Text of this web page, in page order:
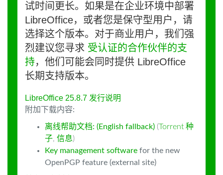
试时间更长。如果是在企业环境中部署
LibreOffice，或者您是保守型用户，请
选择这个版本。对于商业用户，我们强
烈建议您寻求 受认证的合作伙伴的支
持，他们可能会同时提供 LibreOffice
长期支持版本。
LibreOffice 25.8.7 发行说明
附加下载内容:
离线帮助文档: (English fallback) (Torrent 种
子, 信息)
Key management software for the new
OpenPGP feature (external site)